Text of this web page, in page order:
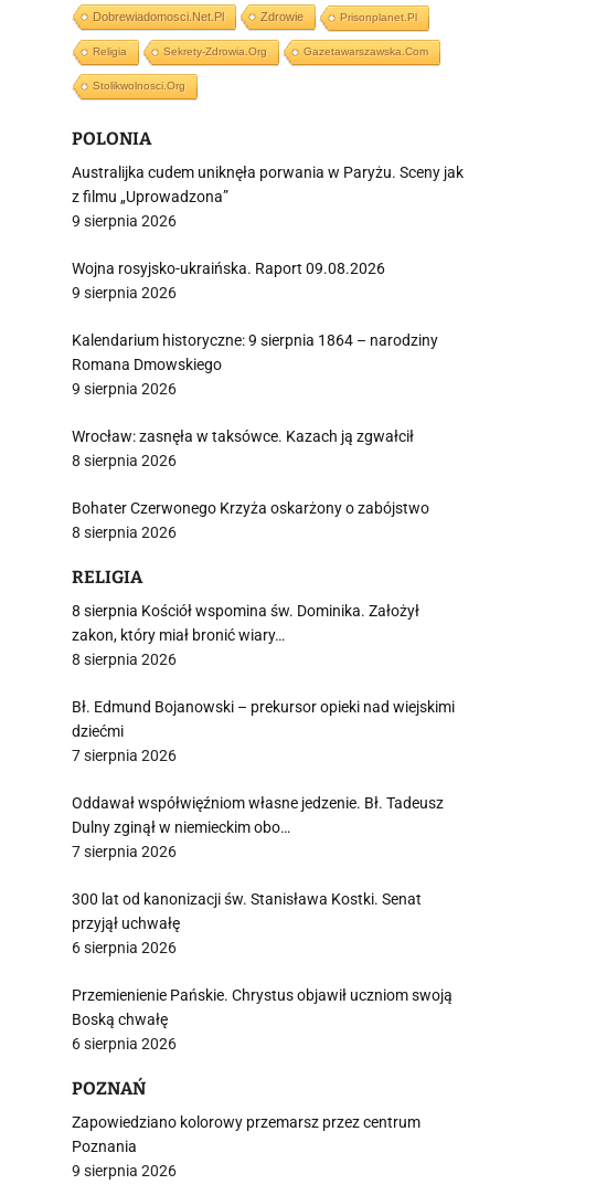
Dobrewiadomosci.net.pl Zdrowie Prisonplanet.pl
Religia Sekrety-Zdrowia.org Gazetawarszawska.com
Stolikwolnosci.org
POLONIA
Australijka cudem uniknęła porwania w Paryżu. Sceny jak
z filmu „Uprowadzona”
9 sierpnia 2026
Wojna rosyjsko-ukraińska. Raport 09.08.2026
9 sierpnia 2026
Kalendarium historyczne: 9 sierpnia 1864 – narodziny
Romana Dmowskiego
9 sierpnia 2026
Wrocław: zasnęła w taksówce. Kazach ją zgwałcił
8 sierpnia 2026
Bohater Czerwonego Krzyża oskarżony o zabójstwo
8 sierpnia 2026
RELIGIA
8 sierpnia Kościół wspomina św. Dominika. Założył
zakon, który miał bronić wiary…
8 sierpnia 2026
Bł. Edmund Bojanowski – prekursor opieki nad wiejskimi
dziećmi
7 sierpnia 2026
Oddawał współwięźniom własne jedzenie. Bł. Tadeusz
Dulny zginął w niemieckim obo…
7 sierpnia 2026
300 lat od kanonizacji św. Stanisława Kostki. Senat
przyjął uchwałę
6 sierpnia 2026
Przemienienie Pańskie. Chrystus objawił uczniom swoją
Boską chwałę
6 sierpnia 2026
POZNAŃ
Zapowiedziano kolorowy przemarsz przez centrum
Poznania
9 sierpnia 2026